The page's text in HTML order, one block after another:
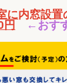
に内窓設
←おす